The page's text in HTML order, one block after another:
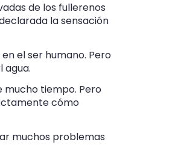
de los fullerenos
la sensación
el ser humano. Pero
agua.
mucho tiempo. Pero
cómo
muchos problemas